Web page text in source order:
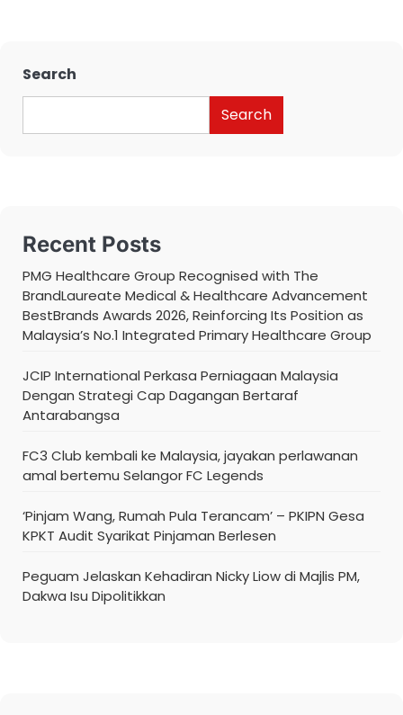
Search
Search
Recent Posts
PMG Healthcare Group Recognised with The
BrandLaureate Medical & Healthcare Advancement
BestBrands Awards 2026, Reinforcing Its Position as
Malaysia’s No.1 Integrated Primary Healthcare Group
JCIP International Perkasa Perniagaan Malaysia
Dengan Strategi Cap Dagangan Bertaraf
Antarabangsa
FC3 Club kembali ke Malaysia, jayakan perlawanan
amal bertemu Selangor FC Legends
‘Pinjam Wang, Rumah Pula Terancam’ – PKIPN Gesa
KPKT Audit Syarikat Pinjaman Berlesen
Peguam Jelaskan Kehadiran Nicky Liow di Majlis PM,
Dakwa Isu Dipolitikkan